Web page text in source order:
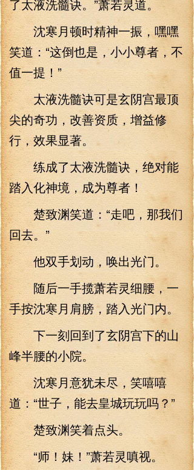
了太液洗髓诀。”萧若灵道。
沈寒月顿时精神一振，嘿嘿
笑道：“这倒也是，小小尊者，不
值一提！”
太液洗髓诀可是玄阴宫最顶
尖的奇功，改善资质，增益修
行，效果显著。
练成了太液洗髓诀，绝对能
踏入化神境，成为尊者！
楚致渊笑道：“走吧，那我们
回去。”
他双手划动，唤出光门。
随后一手揽萧若灵细腰，一
手按沈寒月肩膀，踏入光门内。
下一刻回到了玄阴宫下的山
峰半腰的小院。
沈寒月意犹未尽，笑嘻嘻
道：“世子，能去皇城玩玩吗？”
楚致渊笑着点头。
“师！妹！”萧若灵嗔视。